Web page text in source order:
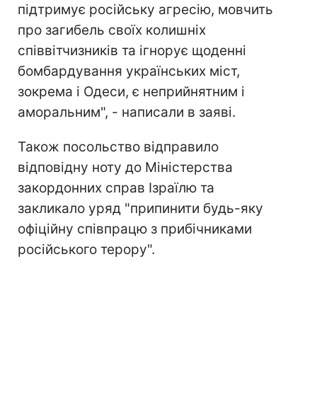
підтримує російську агресію, мовчить
про загибель своїх колишніх
співвітчизників та ігнорує щоденні
бомбардування українських міст,
зокрема і Одеси, є неприйнятним і
аморальним", - написали в заяві.
Також посольство відправило
відповідну ноту до Міністерства
закордонних справ Ізраїлю та
закликало уряд "припинити будь-яку
офіційну співпрацю з прибічниками
російського терору".